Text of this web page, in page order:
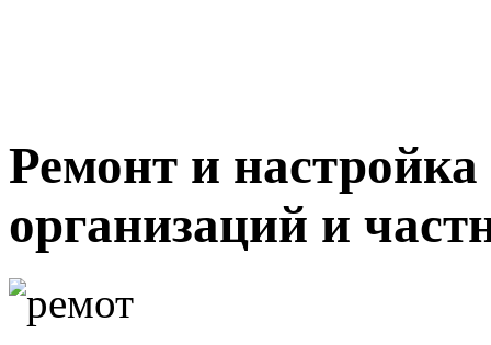
Ремонт и
организаций и